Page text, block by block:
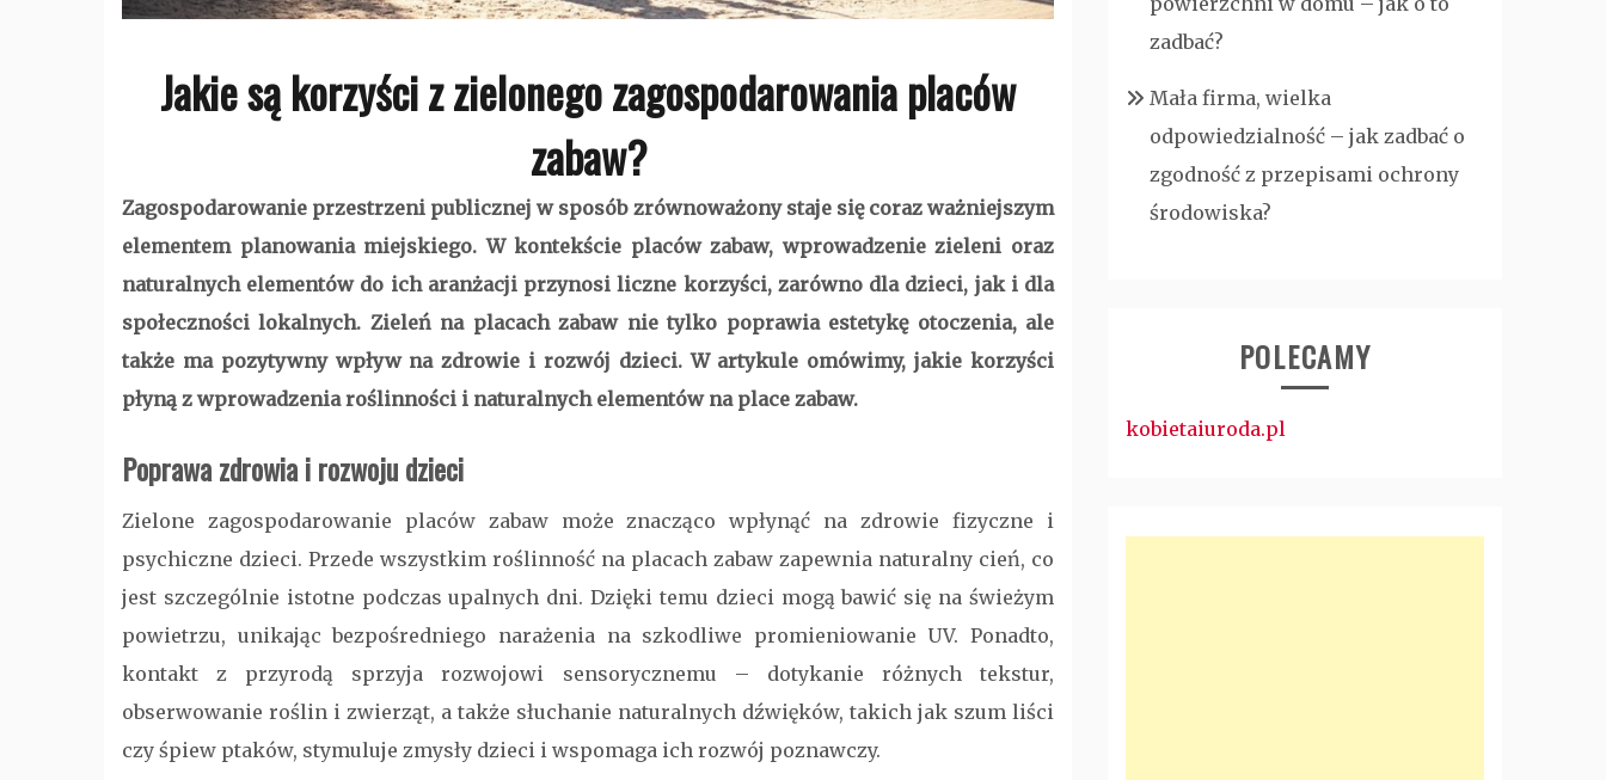
Jakie są korzyści z zielonego zagospodarowania placów
zabaw?
Zagospodarowanie przestrzeni publicznej w sposób zrównoważony staje się coraz ważniejszym
elementem planowania miejskiego. W kontekście placów zabaw, wprowadzenie zieleni oraz
naturalnych elementów do ich aranżacji przynosi liczne korzyści, zarówno dla dzieci, jak i dla
społeczności lokalnych. Zieleń na placach zabaw nie tylko poprawia estetykę otoczenia, ale
także ma pozytywny wpływ na zdrowie i rozwój dzieci. W artykule omówimy, jakie korzyści
płyną z wprowadzenia roślinności i naturalnych elementów na place zabaw.
Poprawa zdrowia i rozwoju dzieci
Zielone zagospodarowanie placów zabaw może znacząco wpłynąć na zdrowie fizyczne i
psychiczne dzieci. Przede wszystkim roślinność na placach zabaw zapewnia naturalny cień, co
jest szczególnie istotne podczas upalnych dni. Dzięki temu dzieci mogą bawić się na świeżym
powietrzu, unikając bezpośredniego narażenia na szkodliwe promieniowanie UV. Ponadto,
kontakt z przyrodą sprzyja rozwojowi sensorycznemu – dotykanie różnych tekstur,
obserwowanie roślin i zwierząt, a także słuchanie naturalnych dźwięków, takich jak szum liści
czy śpiew ptaków, stymuluje zmysły dzieci i wspomaga ich rozwój poznawczy.
zadbać?
Mała firma, wielka
odpowiedzialność – jak zadbać o
zgodność z przepisami ochrony
środowiska?
POLECAMY
kobietaiuroda.pl